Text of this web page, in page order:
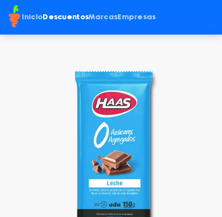
Inicio DescuentosMarcas Empresas